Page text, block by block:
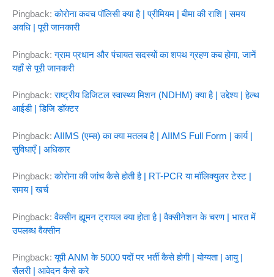
Pingback:कोरोना कवच पॉलिसी क्या है | प्रीमियम | बीमा की राशि | समय
अवधि | पूरी जानकारी
Pingback:ग्राम प्रधान और पंचायत सदस्यों का शपथ ग्रहण कब होगा, जानें
यहाँ से पूरी जानकरी
Pingback:राष्ट्रीय डिजिटल स्वास्थ्य मिशन (NDHM) क्या है | उद्देश्य | हेल्थ
आईडी | डिजि डॉक्टर
Pingback: AIIMS (एम्स) का क्या मतलब है | AIIMS Full Form | कार्य |
सुविधाएँ | अधिकार
Pingback:कोरोना की जांच कैसे होती है | RT-PCR या मॉलिक्युलर टेस्ट |
समय | खर्च
Pingback:वैक्सीन ह्यूमन ट्रायल क्या होता है | वैक्सीनेशन के चरण | भारत में
उपलब्ध वैक्सीन
Pingback:यूपी ANM के 5000 पदों पर भर्ती कैसे होगी | योग्यता | आयु |
सैलरी | आवेदन कैसे करे